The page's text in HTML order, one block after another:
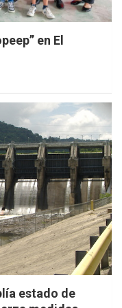
en El
estado de